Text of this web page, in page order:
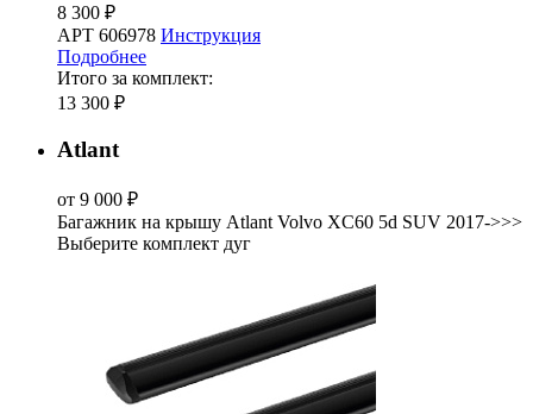
8 300 ₽
АРТ 606978 Инструкция
Подробнее
Итого за комплект:
13 300 ₽
Atlant
от 9 000 ₽
Багажник на крышу Atlant Volvo XC60 5d SUV 2017->>>
Выберите комплект дуг